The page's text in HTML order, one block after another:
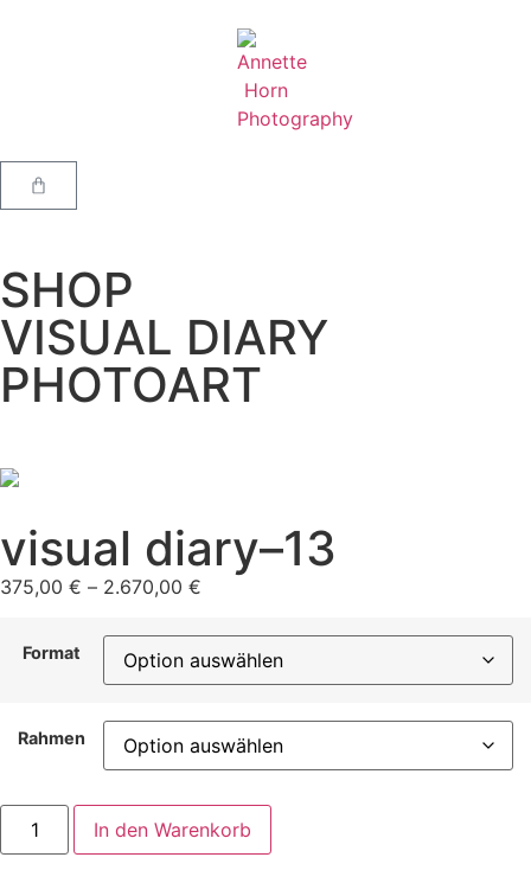
SHOP
VISUAL DIARY
PHOTOART
visual diary–13
375,00 € – 2.670,00 €
Format
Rahmen
In den Warenkorb